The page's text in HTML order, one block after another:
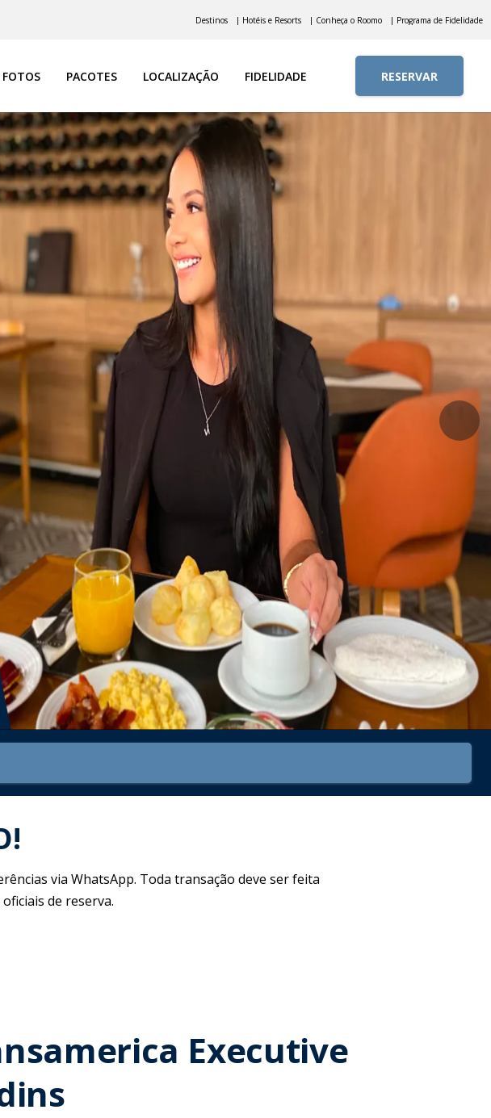
Destinos | Hotéis e Resorts | Conheça o Roomo | Programa de Fidelidade
FOTOS PACOTES LOCALIZAÇÃO FIDELIDADE RESERVAR
via WhatsApp. Toda transação deve ser feita
de reserva.
Executive